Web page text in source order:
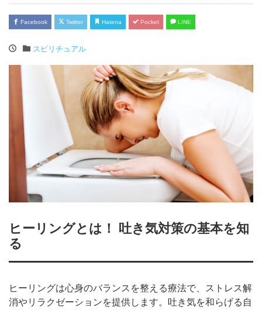
Facebook Twitter Hatena Pocket LINE
スピリチュアル
ヒーリングとは！ 吐き気対策の基本を知
る
ヒーリングは心身のバランスを整える療法で、ストレス解
消やリラクゼーションを提供します。吐き気を和らげる自